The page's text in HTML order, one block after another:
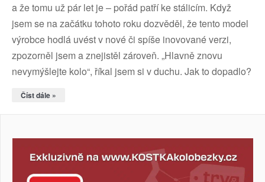
a že tomu už pár let je – pořád patří ke stálicím. Když
jsem se na začátku tohoto roku dozvěděl, že tento model
výrobce hodlá uvést v nové či spíše inovované verzi,
zpozorněl jsem a znejistěl zároveň. „Hlavně znovu
nevymýšlejte kolo“, říkal jsem si v duchu. Jak to dopadlo?
Číst dále »